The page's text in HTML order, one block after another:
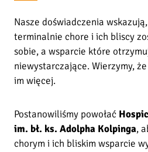
j
a
j
ą
o
b
Nasze doświadczenia
terminalnie chore i ich bliscy
sobie, a wsparcie które
niewystarczające. Wierzymy,
im więcej.
Postanowiliśmy powołać
im. bł. ks. Adolpha Kolpinga,
chorym i ich bliskim wsparcie